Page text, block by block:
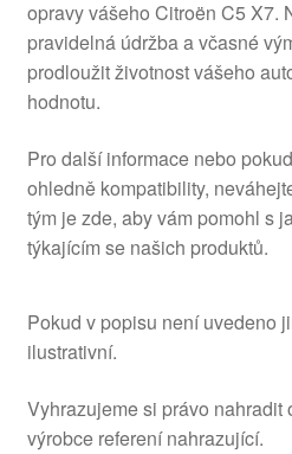
opravy vášeho Citroën C5 X7.
pravidelná údržba a včasné
prodloužit životnost vášeho
hodnotu.
Pro další informace nebo
ohledně kompatibility,
tým je zde, aby vám pomohl s
týkajícím se našich produktů.
Pokud v popisu není uvedeno
ilustrativní.
Vyhrazujeme si právo
výrobce referení nahrazující.